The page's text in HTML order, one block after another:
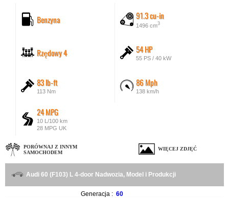
Benzyna 91.3 cu-in
1496 cm3
Rzędowy 4 54 HP
55 PS / 40 kW
83 lb-ft
113 Nm
86 Mph
138 km/h
24 MPG
10 L/100 km
28 MPG UK
PORÓWNAJ Z INNYM
SAMOCHODEM
WIĘCEJ ZDJĘĆ
Audi 60 (F103) L 4-door Nadwozia, Model i Produkcji
Generacja : 60